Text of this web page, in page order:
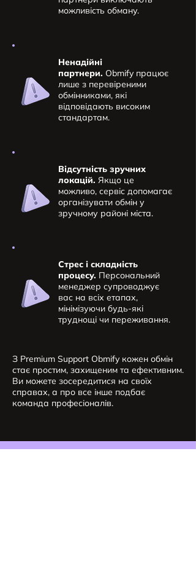
можливість обману.
Ненадійні
партнери. Obmify працює
лише з перевіреними
обмінниками, які
відповідають високим
стандартам.
Відсутність зручних
локацій. Якщо це
можливо, сервіс допомагає
організувати обмін у
зручному районі міста.
Стрес і складність
процесу. Персональний
менеджер супроводжує
вас на всіх етапах,
мінімізуючи будь-які
труднощі чи переживання.
З Premium Support Obmify кожен обмін
стає простим, захищеним та ефективним.
Ви можете зосередитися на своїх
справах, а про все інше подбає
команда професіоналів.